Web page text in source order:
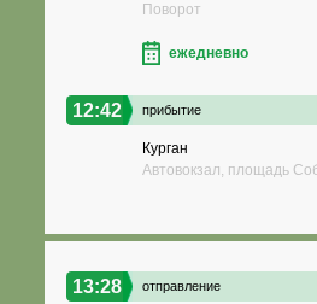
Поворот
ежедневно
12:42 прибытие
Курган
Автовокзал, площадь
13:28 отправление